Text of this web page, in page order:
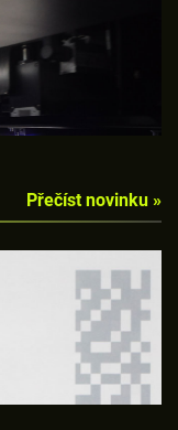
Přečíst novinku »